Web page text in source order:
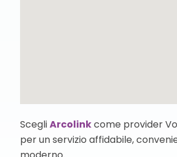
ScegliArcolinkcome provider
per un servizio affidabile,